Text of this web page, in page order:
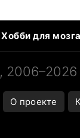
Хобби для мозга
в
, 2006–2026
О проекте